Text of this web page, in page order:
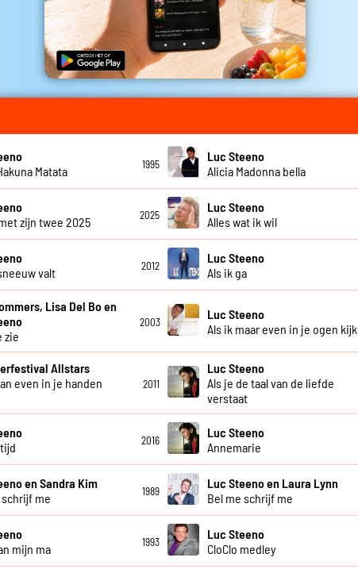
Matata
1995
Luc Steeno
Alicia Madonna bella
zijn twee 2025
2025
Luc Steeno
Alles wat ik wil
valt
2012
Luc Steeno
Als ik ga
Lisa Del Bo en
zie
2003
Luc Steeno
Als ik maar even in je ogen kijk
Allstars
even in je handen
2011
Luc Steeno
Als je de taal van de liefde
verstaat
2016
Luc Steeno
Annemarie
en Sandra Kim
me
1989
Luc Steeno en Laura Lynn
Bel me schrijf me
mijn ma
1993
Luc Steeno
CloClo medley